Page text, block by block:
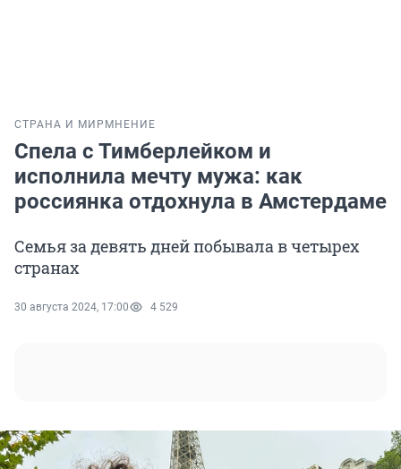
СТРАНА И МИР МНЕНИЕ
Спела с Тимберлейком и
исполнила мечту мужа: как
россиянка отдохнула в Амстердаме
Семья за девять дней побывала в четырех
странах
30 августа 2024, 17:00 4 529